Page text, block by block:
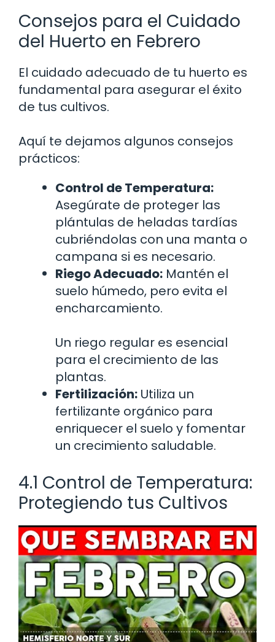
Consejos para el Cuidado
del Huerto en Febrero
El cuidado adecuado de tu huerto es
fundamental para asegurar el éxito
de tus cultivos.
Aquí te dejamos algunos consejos
prácticos:
Control de Temperatura:
Asegúrate de proteger las
plántulas de heladas tardías
cubriéndolas con una manta o
campana si es necesario.
Riego Adecuado: Mantén el
suelo húmedo, pero evita el
encharcamiento.
Un riego regular es esencial
para el crecimiento de las
plantas.
Fertilización: Utiliza un
fertilizante orgánico para
enriquecer el suelo y fomentar
un crecimiento saludable.
4.1 Control de Temperatura:
Protegiendo tus Cultivos